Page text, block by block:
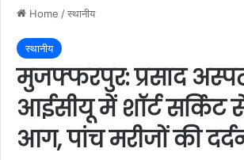
Home /स्थानीय
स्थानीय
मुजफ्फरपुर: प्रसाद
आईसीयू में शॉर्ट सर्किट
आग, पांच मरीजों की